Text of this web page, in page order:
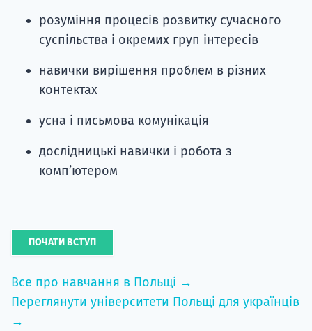
розуміння процесів розвитку сучасного
суспільства і окремих груп інтересів
навички вирішення проблем в різних
контектах
усна і письмова комунікація
дослідницькі навички і робота з
комп’ютером
ПОЧАТИ ВСТУП
Все про навчання в Польщі →
Переглянути університети Польщі для українців
→